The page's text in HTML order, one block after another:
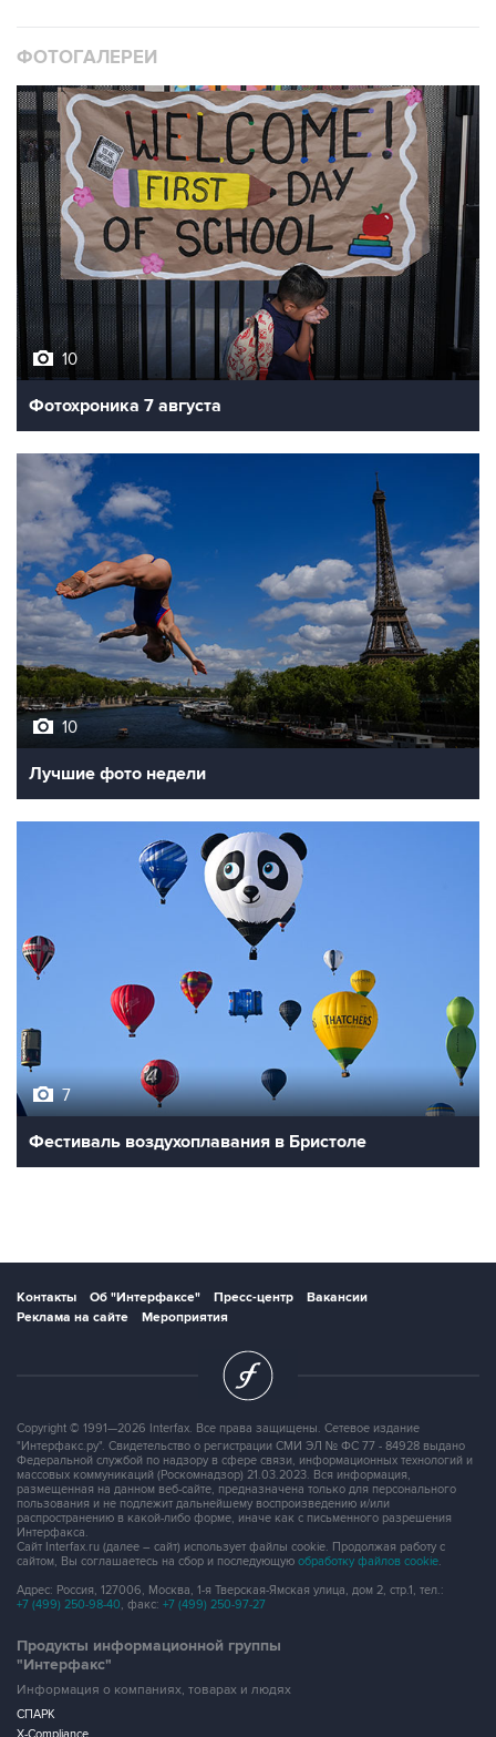
ФОТОГАЛЕРЕИ
10
Фотохроника 7 августа
10
Лучшие фото недели
7
Фестиваль воздухоплавания в Бристоле
Контакты Об "Интерфаксе" Пресс-центр
Вакансии
Реклама на сайте
Мероприятия
Copyright © 1991—2026 Interfax. Все права защищены. Сетевое издание
"Интерфакс.ру". Свидетельство о регистрации СМИ ЭЛ № ФС 77 - 84928 выдано
Федеральной службой по надзору в сфере связи, информационных технологий и
массовых коммуникаций (Роскомнадзор) 21.03.2023. Вся информация,
размещенная на данном веб-сайте, предназначена только для персонального
пользования и не подлежит дальнейшему воспроизведению и/или
распространению в какой-либо форме, иначе как с письменного разрешения
Интерфакса.
Сайт Interfax.ru (далее – сайт) использует файлы cookie. Продолжая работу с
сайтом, Вы соглашаетесь на сбор и последующую обработку файлов cookie
Адрес: Россия, 127006, Москва, 1-я Тверская-Ямская улица, дом 2, стр.1, тел.:
+7 (499) 250-98-40 , факс: +7 (499) 250-97-27
Продукты информационной группы
"Интерфакс"
Информация о компаниях, товарах и людях
СПАРК
X-Compliance